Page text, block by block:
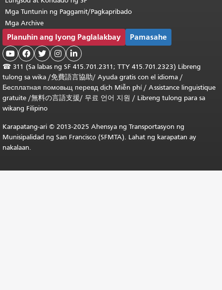
Mga Tuntunin ng Paggamit/Pagkapribado
Mga Archive
Planuhin ang Iyong Paglalakbay Pamasahe
    
☎ 311 (Sa labas ng SF 415.701.2311; TTY 415.701.2323) Libreng
tulong sa wika /免費語言協助/ Ayuda gratis con el idioma /
Бесплатная помовьщ перевд dịch Miễn phí/ Assistance linguistique
gratuite /無料の言語支援/ 무료 언어 지원 / Libreng tulong para sa
wikang Filipino
Karapatang-ari © 2013-2025 Ahensya ng Transportasyon ng
Munisipalidad ng San Francisco (SFMTA). Lahat ng karapatan ay
nakalaan.